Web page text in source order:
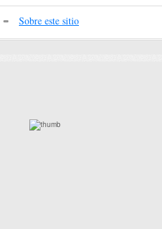
Sobre este sitio